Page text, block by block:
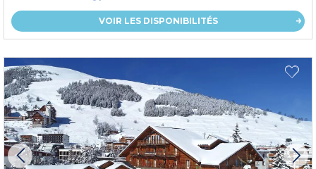
VOIR LES DISPONIBILITÉS